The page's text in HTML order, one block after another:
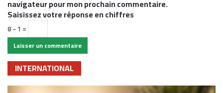
navigateur pour mon prochain commentaire.
Saisissez votre réponse en chiffres
8 − 1 =
INTERNATIONAL